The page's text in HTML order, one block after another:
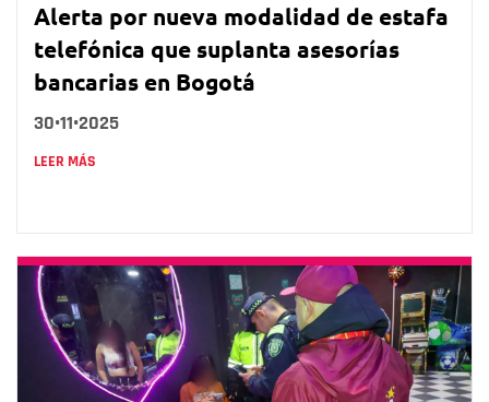
Alerta por nueva modalidad de estafa
telefónica que suplanta asesorías
bancarias en Bogotá
30•11•2025
LEER MÁS